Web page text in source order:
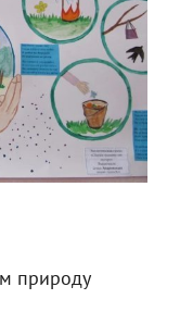
природу